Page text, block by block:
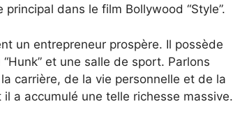
dans le film Bollywood “Style”.
un entrepreneur prospère. Il possède
et une salle de sport. Parlons
carrière, de la vie personnelle et de la
a accumulé une telle richesse massive.